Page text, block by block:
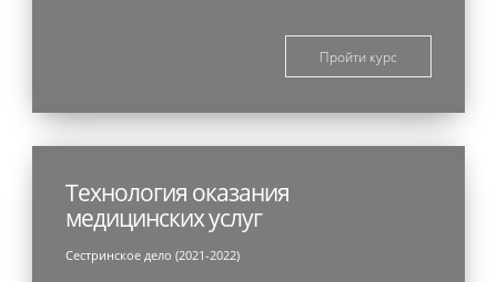
Пройти курс
Технология оказания
медицинских услуг
Сестринское дело (2021-2022)